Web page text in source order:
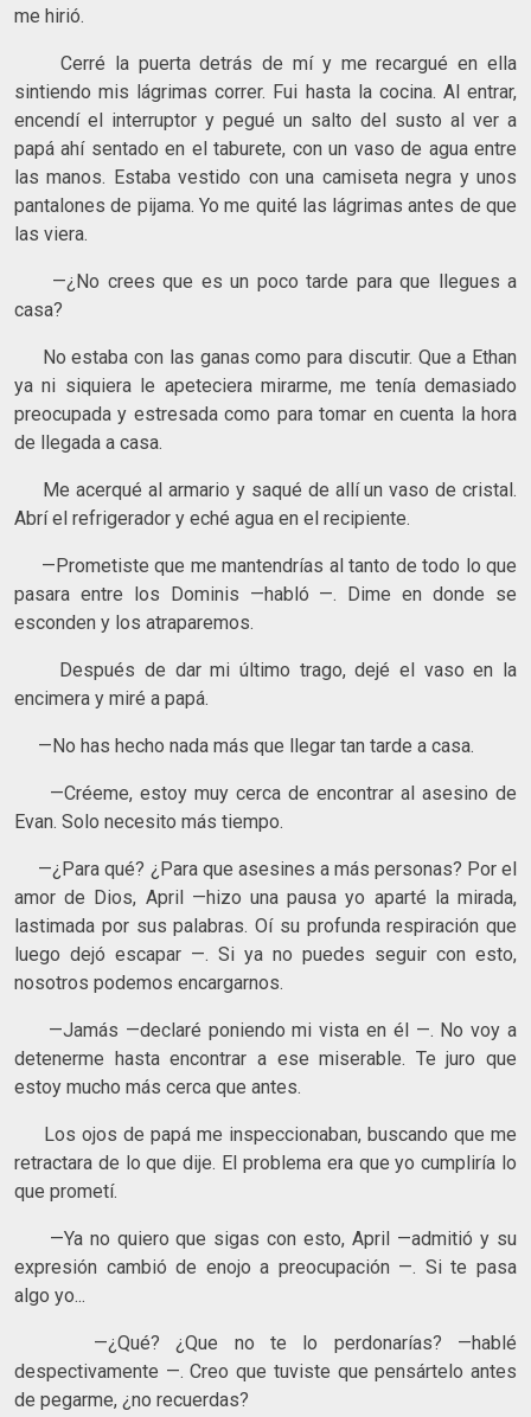
me hirió.
Cerré la puerta detrás de mí y me recargué en ella
sintiendo mis lágrimas correr. Fui hasta la cocina. Al entrar,
encendí el interruptor y pegué un salto del susto al ver a
papá ahí sentado en el taburete, con un vaso de agua entre
las manos. Estaba vestido con una camiseta negra y unos
pantalones de pijama. Yo me quité las lágrimas antes de que
las viera.
—¿No crees que es un poco tarde para que llegues a
casa?
No estaba con las ganas como para discutir. Que a Ethan
ya ni siquiera le apeteciera mirarme, me tenía demasiado
preocupada y estresada como para tomar en cuenta la hora
de llegada a casa.
Me acerqué al armario y saqué de allí un vaso de cristal.
Abrí el refrigerador y eché agua en el recipiente.
—Prometiste que me mantendrías al tanto de todo lo que
pasara entre los Dominis —habló —. Dime en donde se
esconden y los atraparemos.
Después de dar mi último trago, dejé el vaso en la
encimera y miré a papá.
—No has hecho nada más que llegar tan tarde a casa.
—Créeme, estoy muy cerca de encontrar al asesino de
Evan. Solo necesito más tiempo.
—¿Para qué? ¿Para que asesines a más personas? Por el
amor de Dios, April —hizo una pausa yo aparté la mirada,
lastimada por sus palabras. Oí su profunda respiración que
luego dejó escapar —. Si ya no puedes seguir con esto,
nosotros podemos encargarnos.
—Jamás —declaré poniendo mi vista en él —. No voy a
detenerme hasta encontrar a ese miserable. Te juro que
estoy mucho más cerca que antes.
Los ojos de papá me inspeccionaban, buscando que me
retractara de lo que dije. El problema era que yo cumpliría lo
que prometí.
—Ya no quiero que sigas con esto, April —admitió y su
expresión cambió de enojo a preocupación —. Si te pasa
algo yo...
—¿Qué? ¿Que no te lo perdonarías? —hablé
despectivamente —. Creo que tuviste que pensártelo antes
de pegarme, ¿no recuerdas?